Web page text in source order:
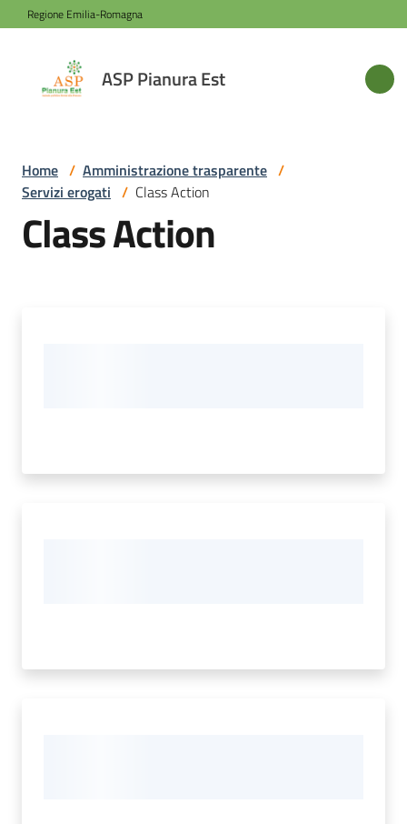
Vai al contenuto
Vai alla navigazione
Vai al footer
Regione Emilia-Romagna
ASP Pianura Est
ASP
Pianura
Azienda
Home / Amministrazione trasparente /
Servizi erogati / Class Action
Class Action